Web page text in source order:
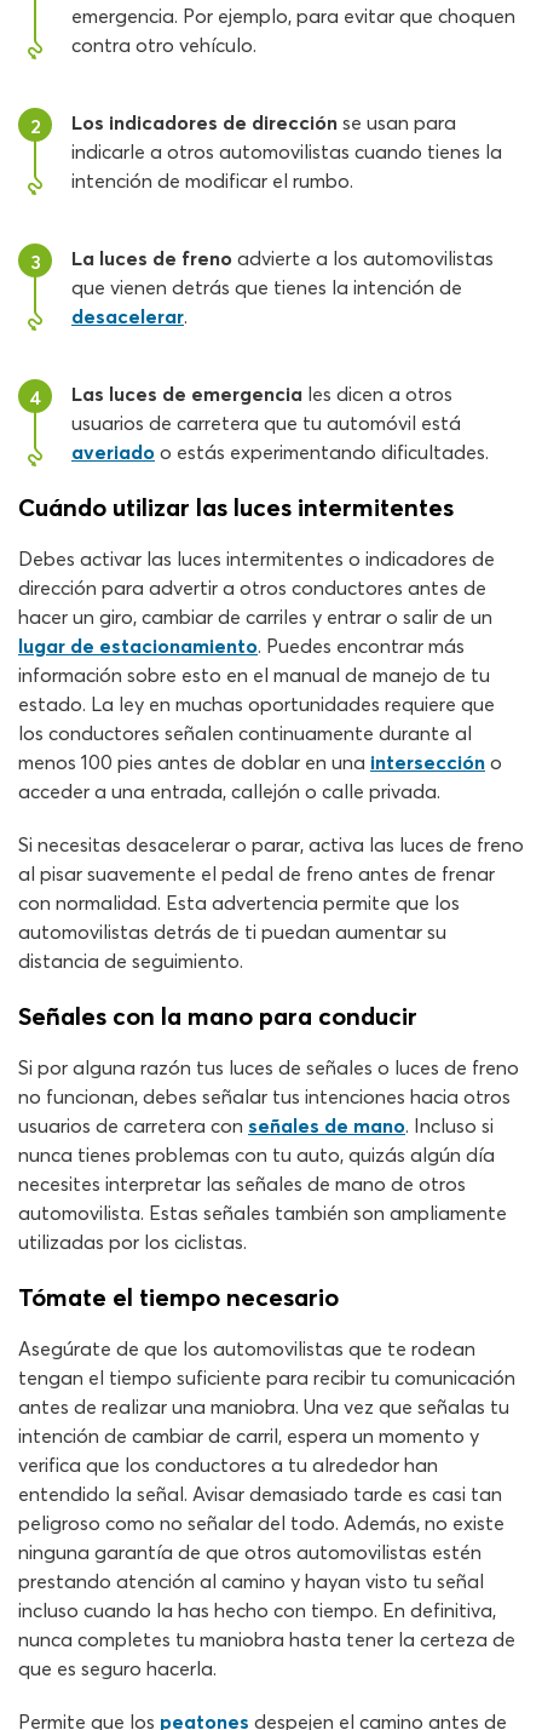
emergencia. Por ejemplo, para evitar que choquen
contra otro vehículo.
2 Los indicadores de dirección se usan para
indicarle a otros automovilistas cuando tienes la
intención de modificar el rumbo.
3 La luces de freno advierte a los automovilistas
que vienen detrás que tienes la intención de
desacelerar.
4 Las luces de emergencia les dicen a otros
usuarios de carretera que tu automóvil está
averiado o estás experimentando dificultades.
Cuándo utilizar las luces intermitentes
Debes activar las luces intermitentes o indicadores de
dirección para advertir a otros conductores antes de
hacer un giro, cambiar de carriles y entrar o salir de un
lugar de estacionamiento. Puedes encontrar más
información sobre esto en el manual de manejo de tu
estado. La ley en muchas oportunidades requiere que
los conductores señalen continuamente durante al
menos 100 pies antes de doblar en una intersección o
acceder a una entrada, callejón o calle privada.
Si necesitas desacelerar o parar, activa las luces de freno
al pisar suavemente el pedal de freno antes de frenar
con normalidad. Esta advertencia permite que los
automovilistas detrás de ti puedan aumentar su
distancia de seguimiento.
Señales con la mano para conducir
Si por alguna razón tus luces de señales o luces de freno
no funcionan, debes señalar tus intenciones hacia otros
usuarios de carretera con señales de mano. Incluso si
nunca tienes problemas con tu auto, quizás algún día
necesites interpretar las señales de mano de otros
automovilista. Estas señales también son ampliamente
utilizadas por los ciclistas.
Tómate el tiempo necesario
Asegúrate de que los automovilistas que te rodean
tengan el tiempo suficiente para recibir tu comunicación
antes de realizar una maniobra. Una vez que señalas tu
intención de cambiar de carril, espera un momento y
verifica que los conductores a tu alrededor han
entendido la señal. Avisar demasiado tarde es casi tan
peligroso como no señalar del todo. Además, no existe
ninguna garantía de que otros automovilistas estén
prestando atención al camino y hayan visto tu señal
incluso cuando la has hecho con tiempo. En definitiva,
nunca completes tu maniobra hasta tener la certeza de
que es seguro hacerla.
Permite que los peatones despejen el camino antes de